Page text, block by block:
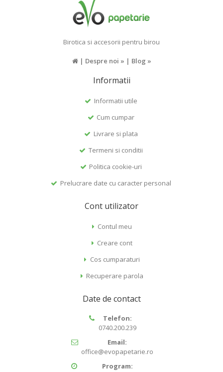
Birotica si accesorii pentru birou
| Despre noi » | Blog »
Informatii
Informatii utile
Cum cumpar
Livrare si plata
Termeni si conditii
Politica cookie-uri
Prelucrare date cu caracter personal
Cont utilizator
Contul meu
Creare cont
Cos cumparaturi
Recuperare parola
Date de contact
Telefon:
0740.200.239
Email:
office@evopapetarie.ro
Program: